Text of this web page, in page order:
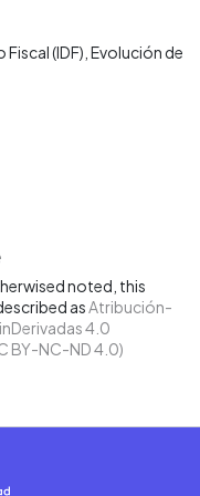
(IDF) Evolución de
noted, this
asAtribución-
4.0
BY-NC-ND 4.0)